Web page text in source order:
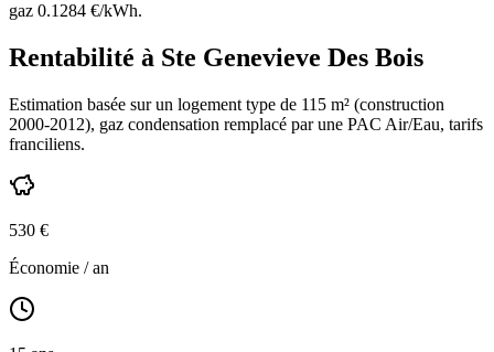
gaz 0.1284 €/kWh.
Rentabilité à Ste Genevieve Des Bois
Estimation basée sur un logement type de 115 m² (construction
2000-2012), gaz condensation remplacé par une PAC Air/Eau, tarifs
franciliens.
530 €
Économie / an